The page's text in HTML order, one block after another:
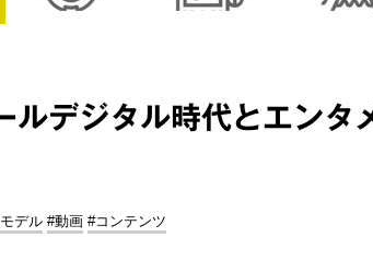
ルデジタル時代とエンタ
デル #動画 #コンテンツ